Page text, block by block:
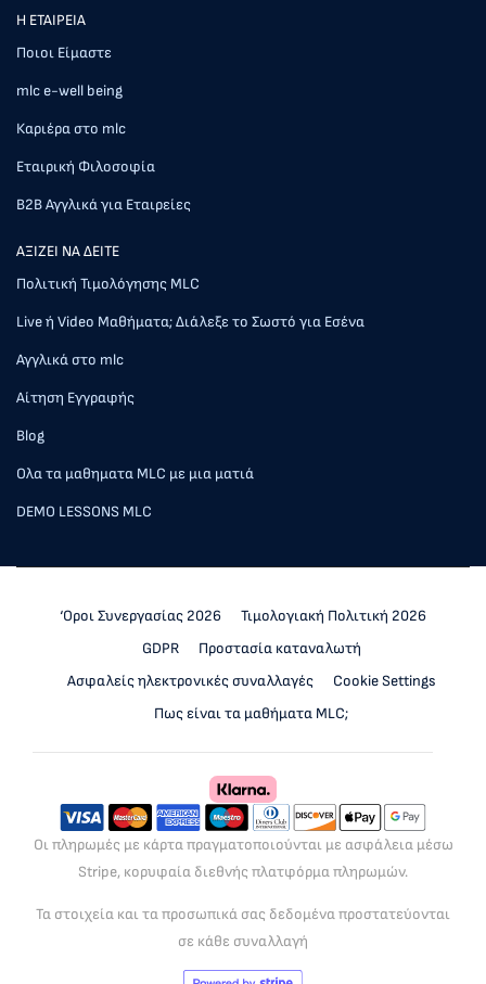
Η ΕΤΑΙΡΕΙΑ
Ποιοι Είμαστε
mlc e-well being
Καριέρα στο mlc
Εταιρική Φιλοσοφία
Β2Β Αγγλικά για Εταιρείες
AΞΙΖΕΙ ΝΑ ΔΕΙΤΕ
Πολιτική Τιμολόγησης MLC
Live ή Video Μαθήματα; Διάλεξε το Σωστό για Εσένα
Αγγλικά στο mlc
Αίτηση Εγγραφής
Blog
Ολα τα μαθηματα MLC με μια ματιά
DEMO LESSONS MLC
‘Οροι Συνεργασίας 2026
Τιμολογιακή Πολιτική 2026
GDPR
Προστασία καταναλωτή
Ασφαλείς ηλεκτρονικές συναλλαγές
Cookie Settings
Πως είναι τα μαθήματα MLC;
Οι πληρωμές με κάρτα πραγματοποιούνται με ασφάλεια μέσω
Stripe, κορυφαία διεθνής πλατφόρμα πληρωμών.
Τα στοιχεία και τα προσωπικά σας δεδομένα προστατεύονται
σε κάθε συναλλαγή